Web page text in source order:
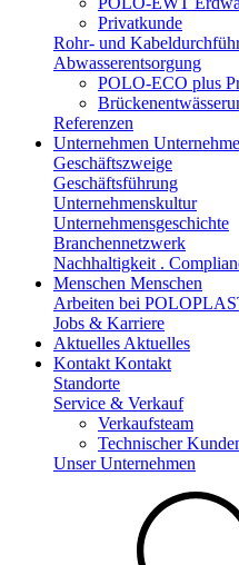
Privatkunde
Rohr- und
Abwasserentsorgung
POLO-ECO plus
Referenzen
Unternehmen
Geschäftszweige
Geschäftsführung
Unternehmenskultur
Unternehmensgeschichte
Branchennetzwerk
Nachhaltigkeit .
Menschen Menschen
Arbeiten bei
Jobs & Karriere
Aktuelles Aktuelles
Kontakt Kontakt
Standorte
Service & Verkauf
Verkaufsteam
Technischer
Unser Unternehmen